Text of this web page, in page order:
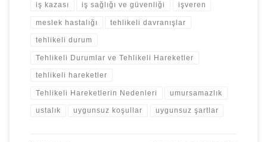
iş kazası iş sağlığı ve güvenliği işveren
meslek hastalığı tehlikeli davranışlar
tehlikeli durum
Tehlikeli Durumlar ve Tehlikeli Hareketler
tehlikeli hareketler
Tehlikeli Hareketlerin Nedenleri umursamazlık
ustalık uygunsuz koşullar uygunsuz şartlar